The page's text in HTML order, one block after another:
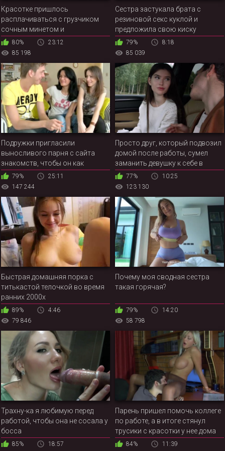
Красотке пришлось
расплачиваться с грузчиком
сочным минетом и
подхвостником
80%
23:12
85 198
Сестра застукала брата с
резиновой секс куклой и
предложила свою киску
79%
8:18
85 039
Подружки пригласили
выносливого парня с сайта
знакомств, чтобы он как
следует оттрахал русских девок
во все дырки
79%
25:11
147 244
Просто друг, который подвозил
домой после работы, сумел
заманить девушку к себе в
гости, где и склонил девицу к
жаркой ебле
77%
10:25
123 130
Быстрая домашняя порка с
титькастой телочкой во время
ранних 2000х
89%
4:46
79 846
Почему моя сводная сестра
такая горячая?
79%
14:20
58 798
Трахну-ка я любимую перед
работой, чтобы она не сосала у
босса
85% 18:57
Парень пришел помочь коллеге
по работе, а в итоге стянул
трусики с красотки у нее дома
84% 11:39